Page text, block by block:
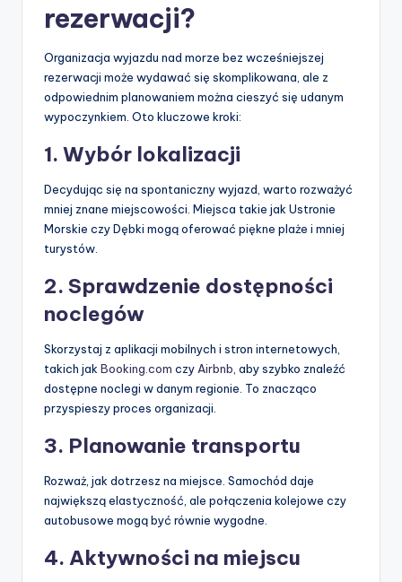
rezerwacji?
Organizacja wyjazdu nad morze bez wcześniejszej
rezerwacji może wydawać się skomplikowana, ale z
odpowiednim planowaniem można cieszyć się udanym
wypoczynkiem. Oto kluczowe kroki:
1. Wybór lokalizacji
Decydując się na spontaniczny wyjazd, warto rozważyć
mniej znane miejscowości. Miejsca takie jak Ustronie
Morskie czy Dębki mogą oferować piękne plaże i mniej
turystów.
2. Sprawdzenie dostępności
noclegów
Skorzystaj z aplikacji mobilnych i stron internetowych,
takich jak Booking.com czy Airbnb , aby szybko znaleźć
dostępne noclegi w danym regionie. To znacząco
przyspieszy proces organizacji.
3. Planowanie transportu
Rozważ, jak dotrzesz na miejsce. Samochód daje
największą elastyczność, ale połączenia kolejowe czy
autobusowe mogą być równie wygodne.
4. Aktywności na miejscu